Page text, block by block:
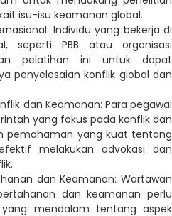
isu-isu keamanan global.
Individu yang bekerja di
seperti PBB atau organisasi
pelatihan ini untuk dapat
penyelesaian konflik global dan
dan Keamanan: Para pegawai
yang fokus pada konflik dan
pemahaman yang kuat tentang
melakukan advokasi dan
dan Keamanan: Wartawan
dan keamanan perlu
mendalam tentang aspek